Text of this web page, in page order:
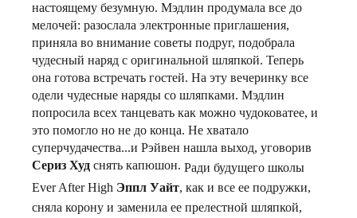
настоящему безумную. Мэдлин продумала все до
мелочей: разослала электронные приглашения,
приняла во внимание советы подруг, подобрала
чудесный наряд с оригинальной шляпкой. Теперь
она готова встречать гостей. На эту вечеринку все
одели чудесные наряды со шляпками. Мэдлин
попросила всех танцевать как можно чудоковатее, и
это помогло но не до конца. Не хватало
суперчудачества...и Рэйвен нашла выход, уговорив
Сериз Худ снять капюшон. Ради будущего школы
Ever After High Эппл Уайт, как и все ее подружки,
сняла корону и заменила ее прелестной шляпкой,